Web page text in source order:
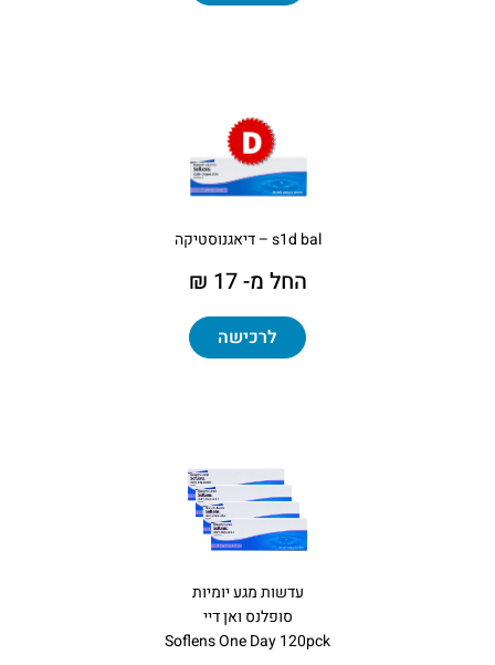
s1d bal – דיאגנוסטיקה
החל מ- 17 ₪
לרכישה
עדשות מגע יומיות
סופלנס ואן דיי
Soflens One Day 120pck